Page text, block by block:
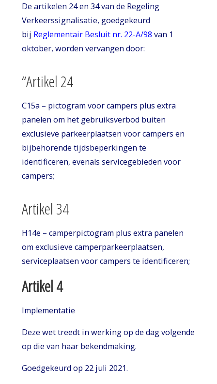
De artikelen 24 en 34 van de Regeling
Verkeerssignalisatie, goedgekeurd
bij Reglementair Besluit nr. 22-A/98 van 1
oktober, worden vervangen door:
“Artikel 24
C15a – pictogram voor campers plus extra
panelen om het gebruiksverbod buiten
exclusieve parkeerplaatsen voor campers en
bijbehorende tijdsbeperkingen te
identificeren, evenals servicegebieden voor
campers;
Artikel 34
H14e – camperpictogram plus extra panelen
om exclusieve camperparkeerplaatsen,
serviceplaatsen voor campers te identificeren;
Artikel 4
Implementatie
Deze wet treedt in werking op de dag volgende
op die van haar bekendmaking.
Goedgekeurd op 22 juli 2021.